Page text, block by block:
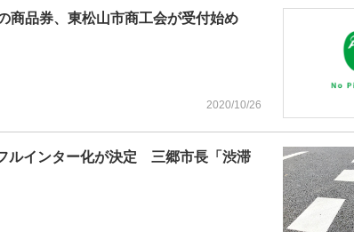
商品券、東松山市商工会が受付始め
2020/10/26
ルインター化が決定 三郷市長「渋滞